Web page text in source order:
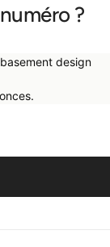
?
design